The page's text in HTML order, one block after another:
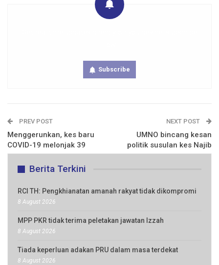
Subscribe
PREV POST
Menggerunkan, kes baru
COVID-19 melonjak 39
NEXT POST
UMNO bincang kesan
politik susulan kes Najib
Berita Terkini
RCI TH: Pengkhianatan amanah rakyat tidak dikompromi
8 August 2026
MPP PKR tidak terima peletakan jawatan Izzah
8 August 2026
Tiada keperluan adakan PRU dalam masa terdekat
8 August 2026